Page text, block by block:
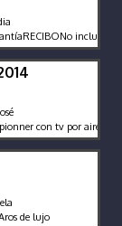
incluye
con tv por aire placa
de lujo